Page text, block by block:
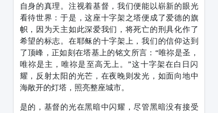
自身的真理。注视着基督，我们便能以崭新的眼光
看待世界：于是，这座十字架之塔便成了爱德的旗
帜，因为天主如此深爱我们，将死亡的刑具化作了
希望的标志。在耶稣的十字架上，我们的信仰达到
了顶峰，正如刻在塔基上的铭文所言：“唯祢是圣，
唯祢是主，唯祢是至高无上。”这十字架在白日闪
耀，反射太阳的光芒，在夜晚则发光，如面向地中
海敞开的灯塔，照亮整座城市。
是的，基督的光在黑暗中闪耀，尽管黑暗没有接受